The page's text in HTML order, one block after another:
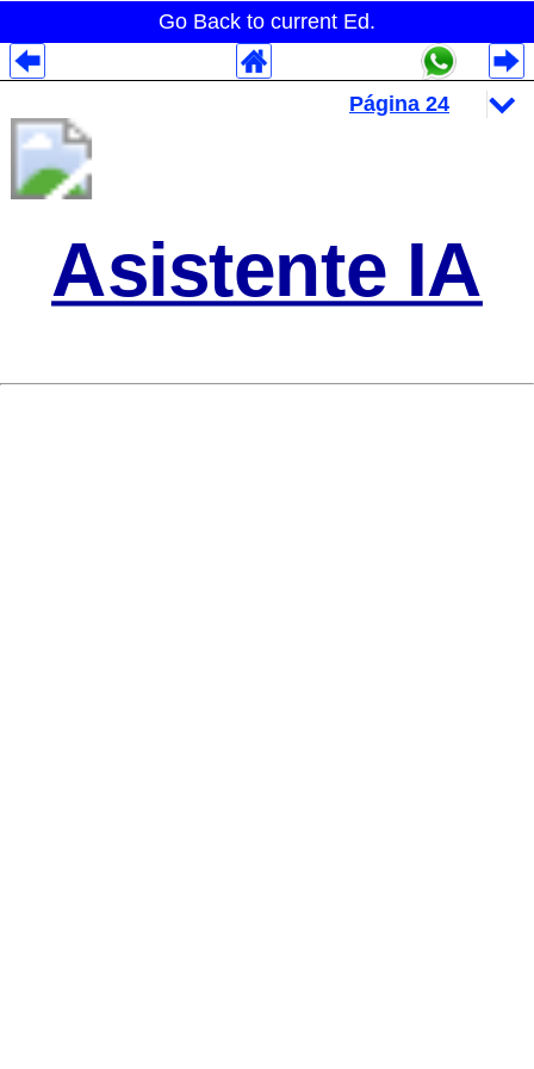
Go Back to current Ed.
Asistente IA
Despliegues Analytics
Despliegues Totales
Despliegues por Rubros